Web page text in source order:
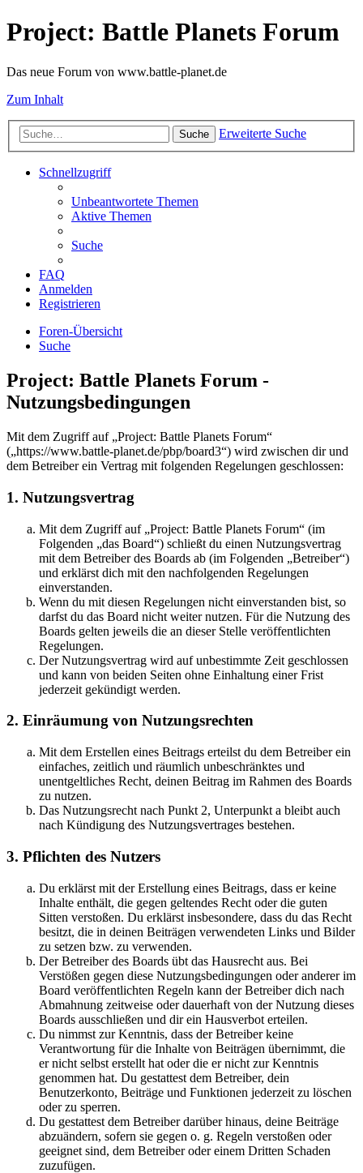
Project: Battle Planets Forum
Das neue Forum von www.battle-planet.de
Zum Inhalt
Suche Erweiterte Suche
Schnellzugriff
Unbeantwortete Themen
Aktive Themen
Suche
FAQ
Anmelden
Registrieren
Foren-Übersicht
Suche
Project: Battle Planets Forum -
Nutzungsbedingungen
Mit dem Zugriff auf „Project: Battle Planets Forum“
(„https://www.battle-planet.de/pbp/board3“) wird zwischen dir und
dem Betreiber ein Vertrag mit folgenden Regelungen geschlossen:
1. Nutzungsvertrag
Mit dem Zugriff auf „Project: Battle Planets Forum“ (im
Folgenden „das Board“) schließt du einen Nutzungsvertrag
mit dem Betreiber des Boards ab (im Folgenden „Betreiber“)
und erklärst dich mit den nachfolgenden Regelungen
einverstanden.
Wenn du mit diesen Regelungen nicht einverstanden bist, so
darfst du das Board nicht weiter nutzen. Für die Nutzung des
Boards gelten jeweils die an dieser Stelle veröffentlichten
Regelungen.
Der Nutzungsvertrag wird auf unbestimmte Zeit geschlossen
und kann von beiden Seiten ohne Einhaltung einer Frist
jederzeit gekündigt werden.
2. Einräumung von Nutzungsrechten
Mit dem Erstellen eines Beitrags erteilst du dem Betreiber ein
einfaches, zeitlich und räumlich unbeschränktes und
unentgeltliches Recht, deinen Beitrag im Rahmen des Boards
zu nutzen.
Das Nutzungsrecht nach Punkt 2, Unterpunkt a bleibt auch
nach Kündigung des Nutzungsvertrages bestehen.
3. Pflichten des Nutzers
Du erklärst mit der Erstellung eines Beitrags, dass er keine
Inhalte enthält, die gegen geltendes Recht oder die guten
Sitten verstoßen. Du erklärst insbesondere, dass du das Recht
besitzt, die in deinen Beiträgen verwendeten Links und Bilder
zu setzen bzw. zu verwenden.
Der Betreiber des Boards übt das Hausrecht aus. Bei
Verstößen gegen diese Nutzungsbedingungen oder anderer im
Board veröffentlichten Regeln kann der Betreiber dich nach
Abmahnung zeitweise oder dauerhaft von der Nutzung dieses
Boards ausschließen und dir ein Hausverbot erteilen.
Du nimmst zur Kenntnis, dass der Betreiber keine
Verantwortung für die Inhalte von Beiträgen übernimmt, die
er nicht selbst erstellt hat oder die er nicht zur Kenntnis
genommen hat. Du gestattest dem Betreiber, dein
Benutzerkonto, Beiträge und Funktionen jederzeit zu löschen
oder zu sperren.
Du gestattest dem Betreiber darüber hinaus, deine Beiträge
abzuändern, sofern sie gegen o. g. Regeln verstoßen oder
geeignet sind, dem Betreiber oder einem Dritten Schaden
zuzufügen.